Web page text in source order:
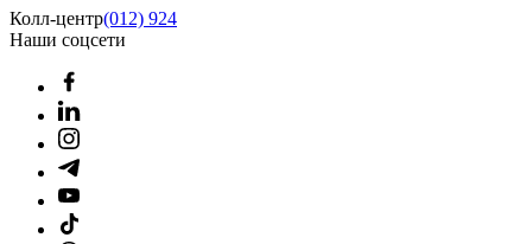
Колл-центр(012) 924
Наши соцсети